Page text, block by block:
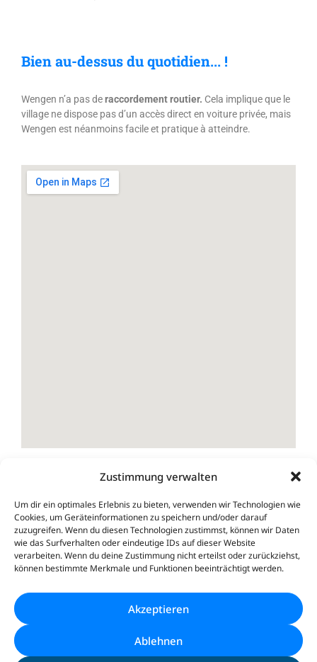
Zustimmung verwalten
Um dir ein optimales Erlebnis zu bieten, verwenden wir Technologien wie
Cookies, um Geräteinformationen zu speichern und/oder darauf
zuzugreifen. Wenn du diesen Technologien zustimmst, können wir Daten
wie das Surfverhalten oder eindeutige IDs auf dieser Website
verarbeiten. Wenn du deine Zustimmung nicht erteilst oder zurückziehst,
können bestimmte Merkmale und Funktionen beeinträchtigt werden.
Akzeptieren
Ablehnen
Bien au-dessus du quotidien... !
Wengen n’a pas deraccordement routier. Cela implique que le
village ne dispose pas d’un accès direct en voiture privée, mais
Wengen est néanmoins facile et pratique à atteindre.
Et voilà comment on y arrive...
L’hôtel Berghaus se trouve à seulement cinq minutes du
centre du village et des remontées mécaniques, dans un
endroit calme et ensoleillé.
jusqu’à 20h00